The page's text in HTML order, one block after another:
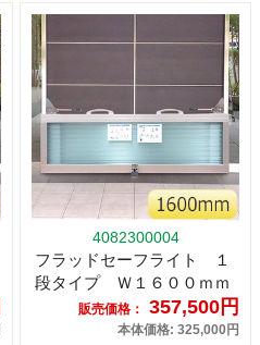
4082300004
フラッドセーフライト １
段タイプ Ｗ１６００ｍｍ
販売価格： 357,500円
本体価格: 325,000円